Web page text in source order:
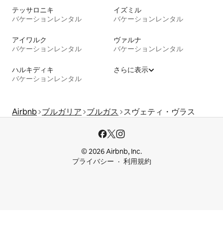
テッサロニキ
バケーションレンタル
イズミル
バケーションレンタル
アイワルク
バケーションレンタル
ヴァルナ
バケーションレンタル
ハルキディキ
バケーションレンタル
さらに表示
Airbnb ブルガリア ブルガス スヴェティ・ヴラス
© 2026 Airbnb, Inc.
プライバシー
利用規約